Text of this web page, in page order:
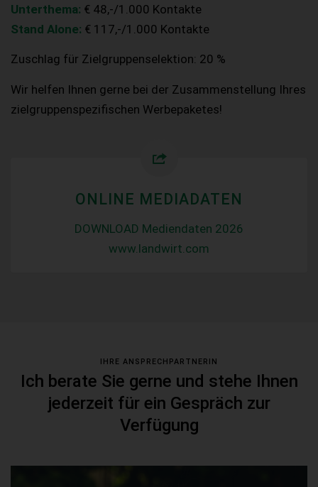
Unterthema: € 48,-/1.000 Kontakte
Stand Alone: € 117,-/1.000 Kontakte
Zuschlag für Zielgruppenselektion: 20 %
Wir helfen Ihnen gerne bei der Zusammenstellung Ihres
zielgruppenspezifischen Werbepaketes!
ONLINE MEDIADATEN
DOWNLOAD Mediendaten 2026
www.landwirt.com
IHRE ANSPRECHPARTNERIN
Ich berate Sie gerne und stehe Ihnen
jederzeit für ein Gespräch zur
Verfügung